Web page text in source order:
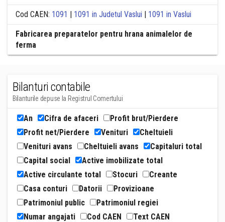
Cod CAEN: 1091 | 1091 in Judetul Vaslui | 1091 in Vaslui
Fabricarea preparatelor pentru hrana animalelor de
ferma
Bilanturi contabile
Bilanturile depuse la Registrul Comertului
An Cifra de afaceri
Profit brut/Pierdere
Profit net/Pierdere
Venituri
Cheltuieli
Venituri avans
Cheltuieli avans
Capitaluri total
Capital social
Active imobilizate total
Active circulante total
Stocuri
Creante
Casa conturi
Datorii
Provizioane
Patrimoniul public
Patrimoniul regiei
Numar angajati
Cod CAEN Text CAEN